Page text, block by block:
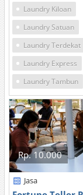
Laundry Kiloan
Laundry Satuan
Laundry Terdekat
Laundry Express
Laundry Tambun
Rp. 10.000
Jasa